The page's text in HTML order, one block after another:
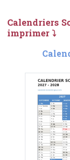
Calendriers
imprimer ⤵